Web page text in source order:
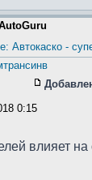
Автокаско -
0:15
влияет на